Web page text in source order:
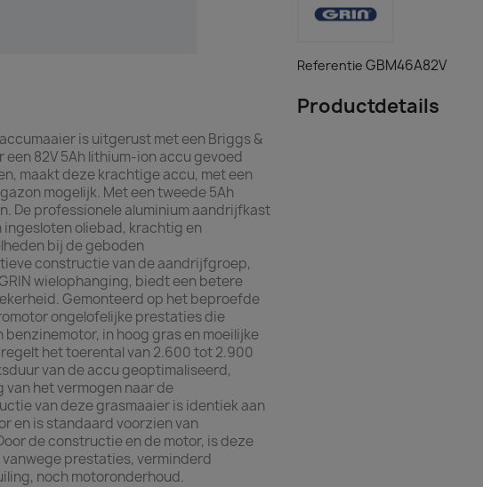
Referentie GBM46A82V
is uitgerust met een Briggs &
82V 5Ah lithium-ion accu gevoed
maakt deze krachtige accu, met een
mogelijk. Met een tweede 5Ah
De professionele aluminium aandrijfkast
oliebad, krachtig en
bij de geboden
constructie van de aandrijfgroep,
wielophanging, biedt een betere
Gemonteerd op het beproefde
ongelofelijke prestaties die
in hoog gras en moeilijke
het toerental van 2.600 tot 2.900
van de accu geoptimaliseerd,
het vermogen naar de
van deze grasmaaier is identiek aan
en is standaard voorzien van
de constructie en de motor, is deze
prestaties, verminderd
noch motoronderhoud.
Productdetails